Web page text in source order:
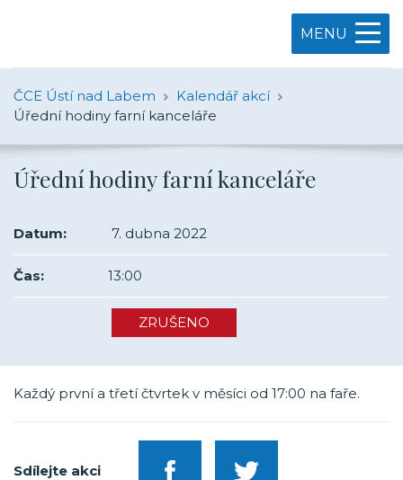
MENU
ČCE Ústí nad Labem
Kalendář akcí
Úřední hodiny farní kanceláře
Úřední hodiny farní kanceláře
Datum: 7. dubna 2022
Čas: 13:00
ZRUŠENO
Každý první a třetí čtvrtek v měsíci od 17:00 na faře.
Sdílejte akci